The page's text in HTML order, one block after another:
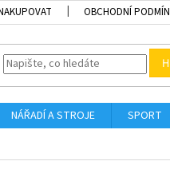
OBCHODNÍ
NÁŘADÍ A STROJE SPORT